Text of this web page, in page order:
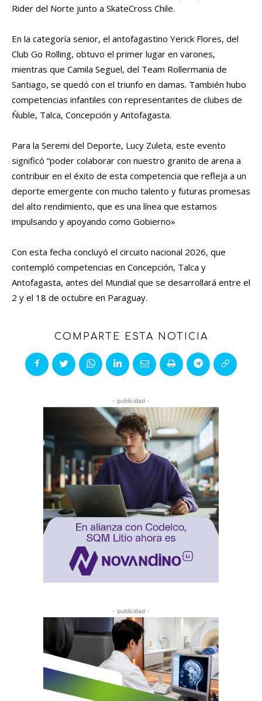
Rider del Norte junto a SkateCross Chile.
En la categoría senior, el antofagastino Yerick Flores, del
Club Go Rolling, obtuvo el primer lugar en varones,
mientras que Camila Seguel, del Team Rollermania de
Santiago, se quedó con el triunfo en damas. También hubo
competencias infantiles con representantes de clubes de
Ñuble, Talca, Concepción y Antofagasta.
Para la Seremi del Deporte, Lucy Zuleta, este evento
significó “poder colaborar con nuestro granito de arena a
contribuir en el éxito de esta competencia que refleja a un
deporte emergente con mucho talento y futuras promesas
del alto rendimiento, que es una línea que estamos
impulsando y apoyando como Gobierno»
Con esta fecha concluyó el circuito nacional 2026, que
contempló competencias en Concepción, Talca y
Antofagasta, antes del Mundial que se desarrollará entre el
2 y el 18 de octubre en Paraguay.
COMPARTE ESTA NOTICIA
- publicidad -
- publicidad -